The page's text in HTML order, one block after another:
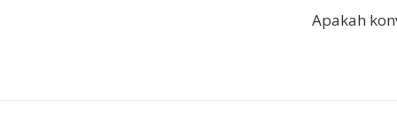
Apakah